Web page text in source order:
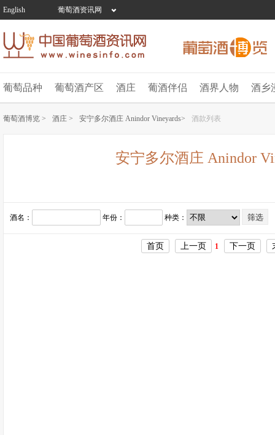
English 葡萄酒资讯网
葡萄品种 葡萄酒产区 酒庄 葡酒伴侣 酒界人物 酒乡
葡萄酒博览 > 酒庄 > 安宁多尔酒庄 Anindor Vineyards> 酒款列表
安宁多尔酒庄 Anindor
酒名： 年份： 种类：
首页 上一页 1 下一页